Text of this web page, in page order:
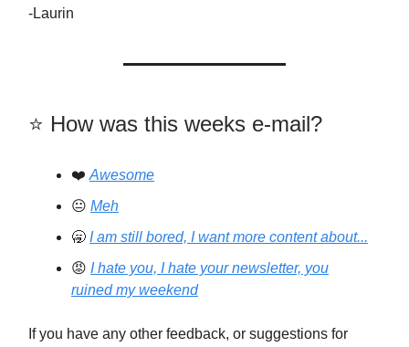
-Laurin
⭐️️ How was this weeks e-mail?
❤️ Awesome
😐 Meh
🥱 I am still bored, I want more content about...
😡 I hate you, I hate your newsletter, you
ruined my weekend
If you have any other feedback, or suggestions for